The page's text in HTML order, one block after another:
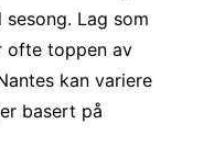
Lag som
ofte toppen av
kan variere
basert på